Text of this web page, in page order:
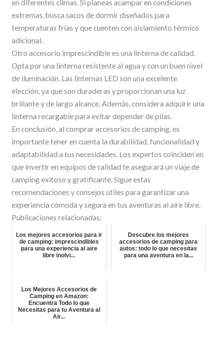
en diferentes climas. Si planeas acampar en condiciones
extremas, busca sacos de dormir diseñados para
temperaturas frías y que cuenten con aislamiento térmico
adicional.
Otro accesorio imprescindible es una linterna de calidad.
Opta por una linterna resistente al agua y con un buen nivel
de iluminación. Las linternas LED son una excelente
elección, ya que son duraderas y proporcionan una luz
brillante y de largo alcance. Además, considera adquirir una
linterna recargable para evitar depender de pilas.
En conclusión, al comprar accesorios de camping, es
importante tener en cuenta la durabilidad, funcionalidad y
adaptabilidad a tus necesidades. Los expertos coinciden en
que invertir en equipos de calidad te asegurará un viaje de
camping exitoso y gratificante. Sigue estas
recomendaciones y consejos útiles para garantizar una
experiencia cómoda y segura en tus aventuras al aire libre.
Publicaciones relacionadas:
Los mejores accesorios para ir
de camping: imprescindibles
para una experiencia al aire
libre inolvi...
Descubre los mejores
accesorios de camping para
autos: todo lo que necesitas
para una aventura en la...
Los Mejores Accesorios de
Camping en Amazon:
Encuentra Todo lo que
Necesitas para tu Aventura al
Air...